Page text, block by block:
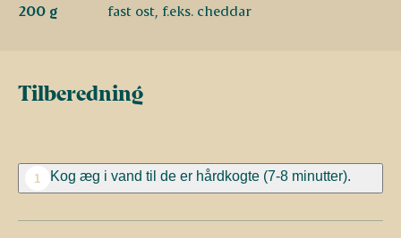
200 g
fast ost, f.eks. cheddar
Tilberedning
1 Kog æg i vand til de er hårdkogte (7-8 minutter).